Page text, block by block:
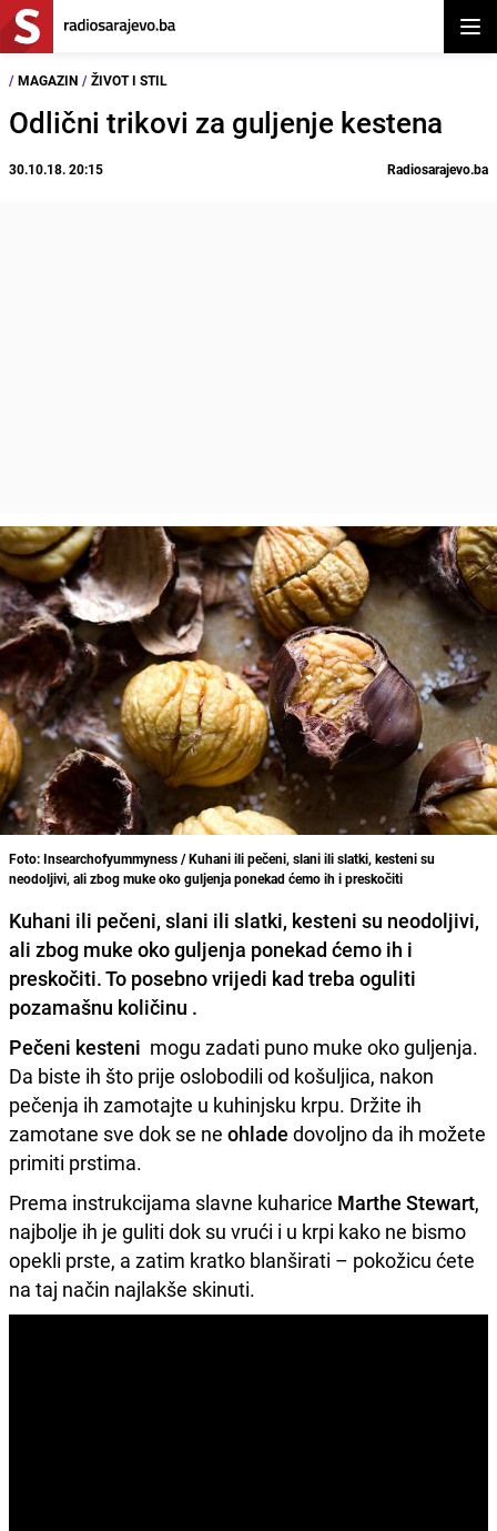
/ MAGAZIN / ŽIVOT I STIL
Odlični trikovi za guljenje kestena
30.10.18. 20:15 Radiosarajevo.ba
Foto: Insearchofyummyness / Kuhani ili pečeni, slani ili slatki, kesteni su
neodoljivi, ali zbog muke oko guljenja ponekad ćemo ih i preskočiti
Kuhani ili pečeni, slani ili slatki, kesteni su neodoljivi,
ali zbog muke oko guljenja ponekad ćemo ih i
preskočiti. To posebno vrijedi kad treba oguliti
pozamašnu količinu .
Pečeni kesteni mogu zadati puno muke oko guljenja.
Da biste ih što prije oslobodili od košuljica, nakon
pečenja ih zamotajte u kuhinjsku krpu. Držite ih
zamotane sve dok se ne ohlade dovoljno da ih možete
primiti prstima.
Prema instrukcijama slavne kuharice Marthe Stewart,
najbolje ih je guliti dok su vrući i u krpi kako ne bismo
opekli prste, a zatim kratko blanširati – pokožicu ćete
na taj način najlakše skinuti.